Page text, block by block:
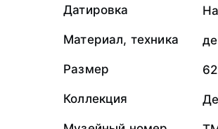
Датировка
Материал, техника
Размер
Коллекция